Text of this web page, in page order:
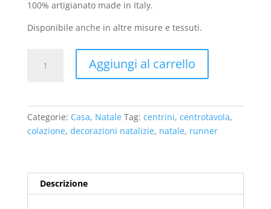
100% artigianato made in Italy.
Disponibile anche in altre misure e tessuti.
Natalizio
tartan
Aggiungi al carrello
Categorie: Casa, Natale Tag: centrini, centrotavola,
colazione, decorazioni natalizie, natale, runner
Descrizione